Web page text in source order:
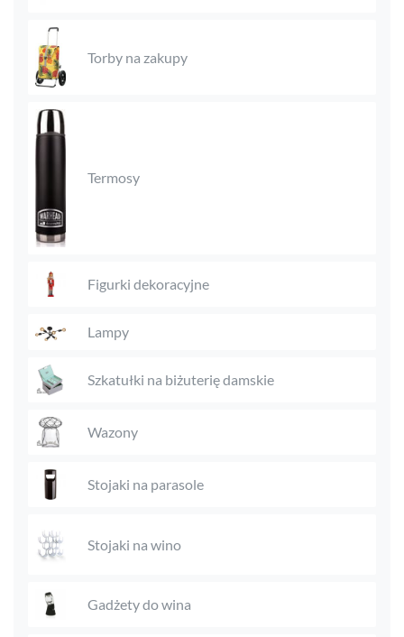
Torby na zakupy
Termosy
Figurki dekoracyjne
Lampy
Szkatułki na biżuterię damskie
Wazony
Stojaki na parasole
Stojaki na wino
Gadżety do wina